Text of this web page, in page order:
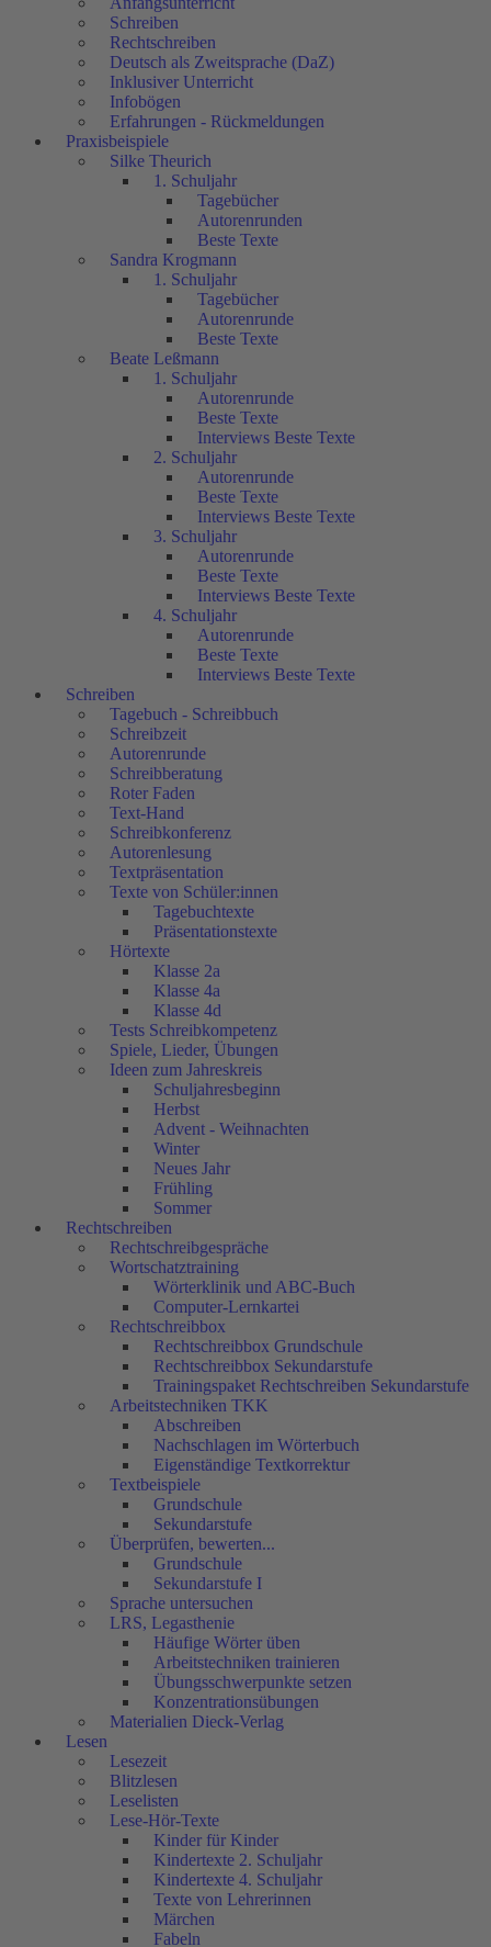
Schreiben
Rechtschreiben
Deutsch als Zweitsprache (DaZ)
Inklusiver Unterricht
Infobögen
Erfahrungen - Rückmeldungen
Praxisbeispiele
Silke Theurich
1. Schuljahr
Tagebücher
Autorenrunden
Beste Texte
Sandra Krogmann
1. Schuljahr
Tagebücher
Autorenrunde
Beste Texte
Beate Leßmann
1. Schuljahr
Autorenrunde
Beste Texte
Interviews Beste Texte
2. Schuljahr
Autorenrunde
Beste Texte
Interviews Beste Texte
3. Schuljahr
Autorenrunde
Beste Texte
Interviews Beste Texte
4. Schuljahr
Autorenrunde
Beste Texte
Interviews Beste Texte
Schreiben
Tagebuch - Schreibbuch
Schreibzeit
Autorenrunde
Schreibberatung
Roter Faden
Text-Hand
Schreibkonferenz
Autorenlesung
Textpräsentation
Texte von Schüler:innen
Tagebuchtexte
Präsentationstexte
Hörtexte
Klasse 2a
Klasse 4a
Klasse 4d
Tests Schreibkompetenz
Spiele, Lieder, Übungen
Ideen zum Jahreskreis
Schuljahresbeginn
Herbst
Advent - Weihnachten
Winter
Neues Jahr
Frühling
Sommer
Rechtschreiben
Rechtschreibgespräche
Wortschatztraining
Wörterklinik und ABC-Buch
Computer-Lernkartei
Rechtschreibbox
Rechtschreibbox Grundschule
Rechtschreibbox Sekundarstufe
Trainingspaket Rechtschreiben Sekundarstufe
Arbeitstechniken TKK
Abschreiben
Nachschlagen im Wörterbuch
Eigenständige Textkorrektur
Textbeispiele
Grundschule
Sekundarstufe
Überprüfen, bewerten...
Grundschule
Sekundarstufe I
Sprache untersuchen
LRS, Legasthenie
Häufige Wörter üben
Arbeitstechniken trainieren
Übungsschwerpunkte setzen
Konzentrationsübungen
Materialien Dieck-Verlag
Lesen
Lesezeit
Blitzlesen
Leselisten
Lese-Hör-Texte
Kinder für Kinder
Kindertexte 2. Schuljahr
Kindertexte 4. Schuljahr
Texte von Lehrerinnen
Märchen
Fabeln